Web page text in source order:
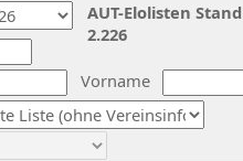
Vorname
AUT-Elolisten
2.226